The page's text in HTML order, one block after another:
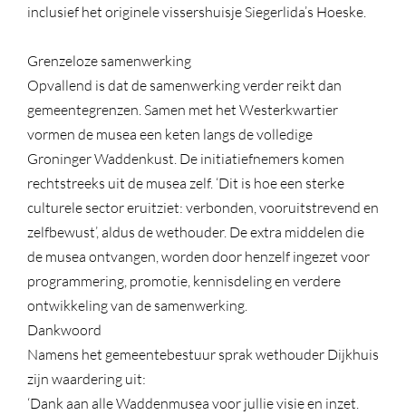
inclusief het originele vissershuisje Siegerlida’s Hoeske.
Grenzeloze samenwerking
Opvallend is dat de samenwerking verder reikt dan
gemeentegrenzen. Samen met het Westerkwartier
vormen de musea een keten langs de volledige
Groninger Waddenkust. De initiatiefnemers komen
rechtstreeks uit de musea zelf. ‘Dit is hoe een sterke
culturele sector eruitziet: verbonden, vooruitstrevend en
zelfbewust’, aldus de wethouder. De extra middelen die
de musea ontvangen, worden door henzelf ingezet voor
programmering, promotie, kennisdeling en verdere
ontwikkeling van de samenwerking.
Dankwoord
Namens het gemeentebestuur sprak wethouder Dijkhuis
zijn waardering uit:
‘Dank aan alle Waddenmusea voor jullie visie en inzet.